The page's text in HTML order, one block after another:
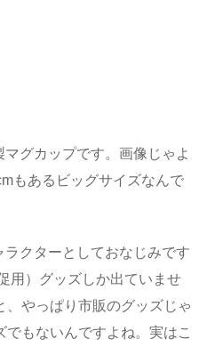
グカップです。画像じゃよ
もあるビッグサイズなんで
クターとしておなじみです
用）グッズしか出ていませ
、やっぱり市販のグッズじゃ
もないんですよね。実はこ